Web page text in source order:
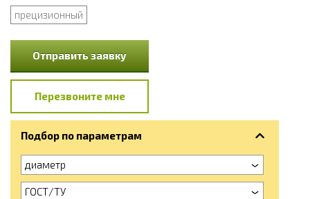
прецизионный
Отправить заявку
Перезвоните мне
Подбор по параметрам
диаметр
ГОСТ/ТУ